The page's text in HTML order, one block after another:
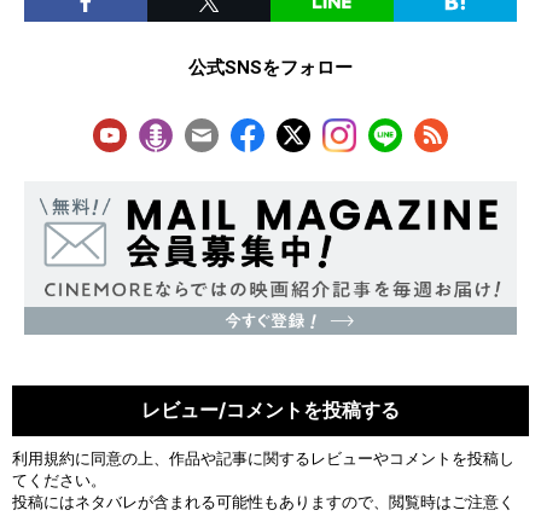
公式SNSをフォロー
レビュー/コメントを投稿する
利用規約に同意の上、作品や記事に関するレビューやコメントを投稿し
てください。
投稿にはネタバレが含まれる可能性もありますので、閲覧時はご注意く